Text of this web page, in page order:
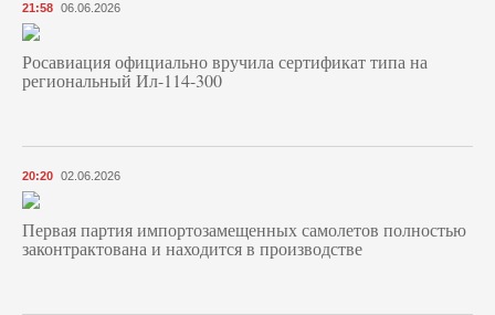
21:58 06.06.2026
Росавиация официально вручила сертификат типа на
региональный Ил-114-300
20:20 02.06.2026
Первая партия импортозамещенных самолетов полностью
законтрактована и находится в производстве